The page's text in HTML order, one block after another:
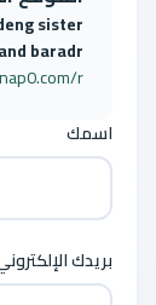
sister
and baradr
r/
اسمك
بريدك